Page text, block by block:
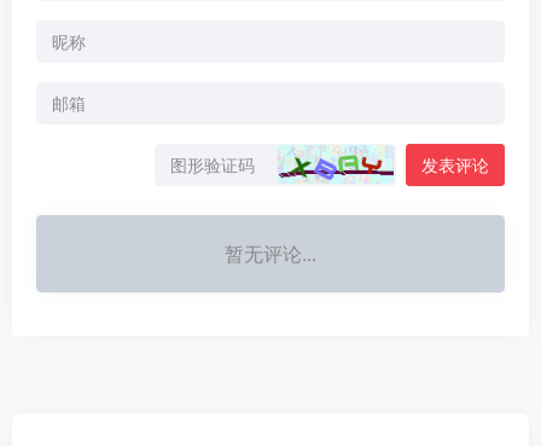
发表评论
暂无评论...